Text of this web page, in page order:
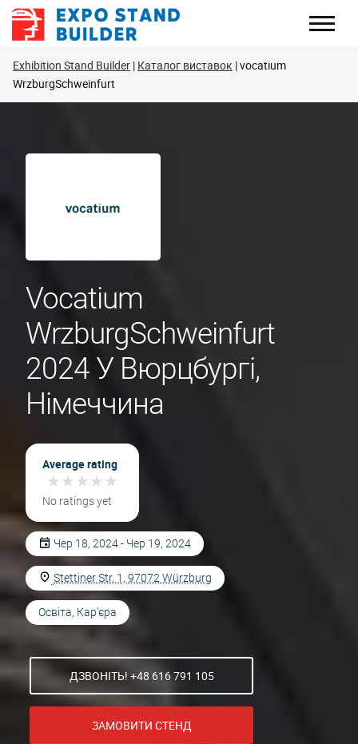
Перейти
Exhibition Stand Builder Каталог виставок vocatium
WrzburgSchweinfurt
Vocatium
WrzburgSchweinfurt
2024 У Вюрцбургі,
Німеччина
Average rating
★★★★★
★★★★★
No ratings yet
Чер 18, 2024 - Чер 19, 2024
Stettiner Str. 1, 97072 Würzburg
Освіта, Кар'єра
ДЗВОНІТЬ! +48 616 791 105
ЗАМОВИТИ СТЕНД